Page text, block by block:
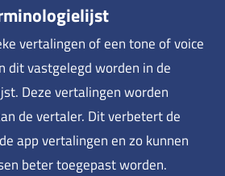
vertalingen of een tone of voice
dit vastgelegd worden in de
Deze vertalingen worden
de vertaler. Dit verbetert de
app vertalingen en zo kunnen
beter toegepast worden.